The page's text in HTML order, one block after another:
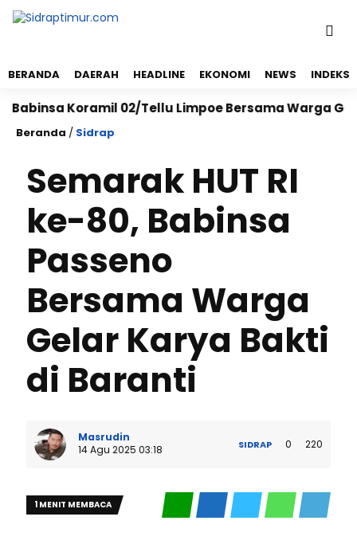
BERANDA DAERAH HEADLINE EKONOMI NEWS INDEKS
Koramil 02/Tellu Limpoe Bersama Warga Gelar
Beranda / Sidrap
Semarak HUT RI
ke-80, Babinsa
Passeno
Bersama Warga
Gelar Karya Bakti
di Baranti
Masrudin
14 Agu 2025 03:18
SIDRAP 0 220
1 MENIT MEMBACA